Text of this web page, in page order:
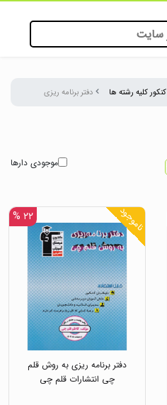
کنکور کلیه رشته ها دفتر برنامه ریزی
موجودی دارها
ناموجود ۲۲ %
دفتر برنامه ریزی به روش قلم
چی انتشارات قلم چی